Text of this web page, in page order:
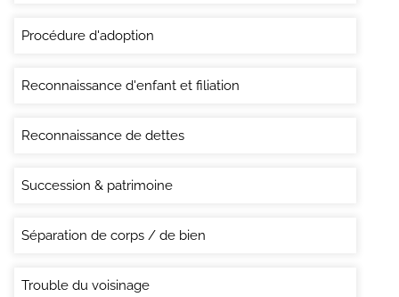
Procédure d'adoption
Reconnaissance d'enfant et filiation
Reconnaissance de dettes
Succession & patrimoine
Séparation de corps / de bien
Trouble du voisinage